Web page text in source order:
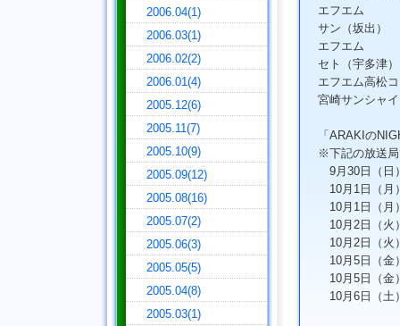
エフエム
サン（坂出）
エフエム
セト（宇多津）
エフエム高松
宮崎サンシャ
「ARAKIの
※下記の放送
9月30日（日
10月1日（月
10月1日（月
10月2日（火
10月2日（火
10月5日（金
10月5日（金
10月6日（土
2006.04(1)
2006.03(1)
2006.02(2)
2006.01(4)
2005.12(6)
2005.11(7)
2005.10(9)
2005.09(12)
2005.08(16)
2005.07(2)
2005.06(3)
2005.05(5)
2005.04(8)
2005.03(1)